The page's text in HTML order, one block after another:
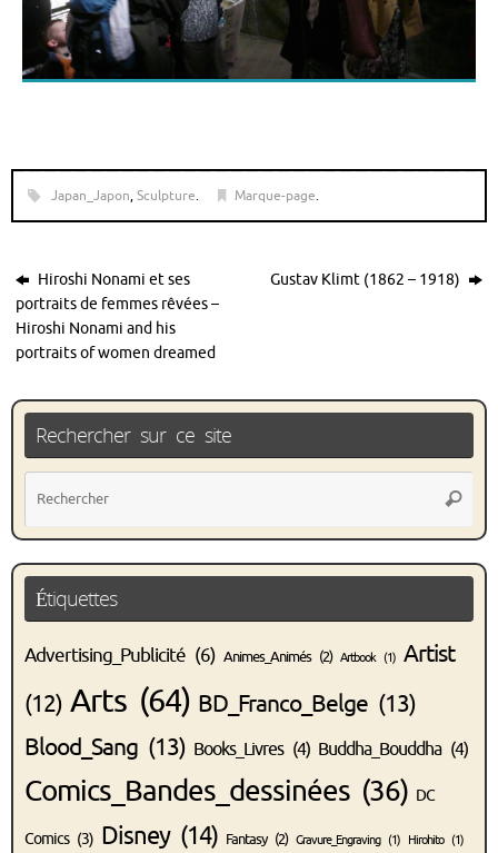
Japan_Japon,Sculpture. Marque-page.
Hiroshi Nonami et ses
portraits de femmes rêvées –
Hiroshi Nonami and his
portraits of women dreamed
Gustav Klimt (1862 – 1918)
Rechercher sur ce site
Étiquettes
Advertising_Publicité (6) Animes_Animés(2) Artbook(1) Artist
(12) Arts (64) BD_Franco_Belge (13)
Blood_Sang (13) Books_Livres(4) Buddha_Bouddha(4)
Comics_Bandes_dessinées (36) DC
Comics(3) Disney(14) Fantasy(2) Gravure_Engraving(1) Hirohito(1)